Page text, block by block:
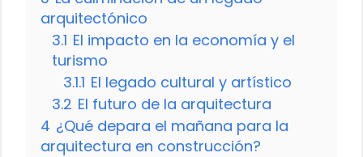
arquitectónico
3.1 El impacto en la economía y el
turismo
3.1.1 El legado cultural y artístico
3.2 El futuro de la arquitectura
4 ¿Qué depara el mañana para la
arquitectura en construcción?